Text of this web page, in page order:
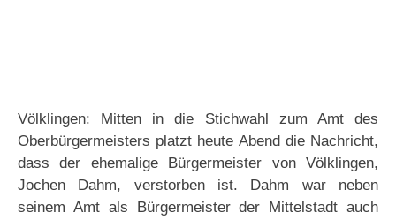
Völklingen: Mitten in die Stichwahl zum Amt des
Oberbürgermeisters platzt heute Abend die Nachricht,
dass der ehemalige Bürgermeister von Völklingen,
Jochen Dahm, verstorben ist. Dahm war neben
seinem Amt als Bürgermeister der Mittelstadt auch